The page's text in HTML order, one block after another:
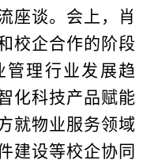
座谈。会上 ，
肖
校企合作的阶段
管理行业发展趋
化科技产品赋能
就物业服务领域
建设等校企协同